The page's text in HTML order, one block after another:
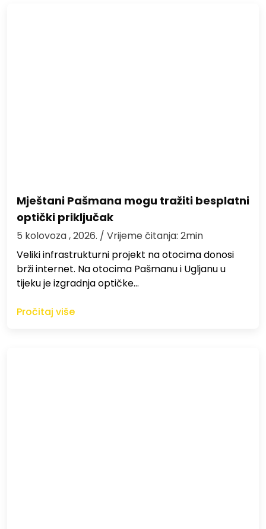
Mještani Pašmana mogu tražiti besplatni
optički priključak
5 kolovoza , 2026. / Vrijeme čitanja: 2min
Veliki infrastrukturni projekt na otocima donosi
brži internet. Na otocima Pašmanu i Ugljanu u
tijeku je izgradnja optičke…
Pročitaj više